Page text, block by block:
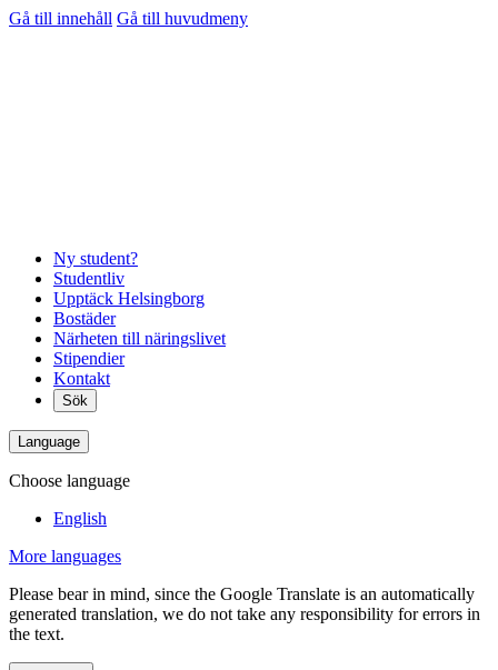
Gå till innehåll Gå till huvudmeny
Ny student?
Studentliv
Upptäck Helsingborg
Bostäder
Närheten till näringslivet
Stipendier
Kontakt
Sök
Language
Choose language
English
More languages
Please bear in mind, since the Google Translate is an automatically
generated translation, we do not take any responsibility for errors in
the text.